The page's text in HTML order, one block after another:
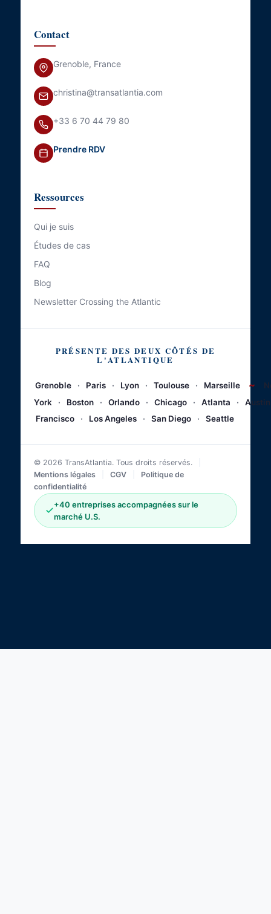
Contact
Grenoble, France
christina@transatlantia.com
+33 6 70 44 79 80
Prendre RDV
Ressources
Qui je suis
Études de cas
FAQ
Blog
Newsletter Crossing the Atlantic
PRÉSENTE DES DEUX CÔTÉS DE
L'ATLANTIQUE
Grenoble · Paris · Lyon · Toulouse · Marseille ~
York
· Boston · Orlando · Chicago · Atlanta ·
Austin
Francisco
· Los Angeles · San Diego · Seattle
© 2026 TransAtlantia. Tous droits réservés.
Mentions légales
CGV
Politique de
confidentialité
+40 entreprises accompagnées sur le
marché U.S.